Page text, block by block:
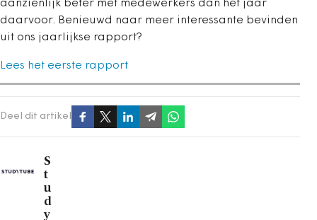
aanzienlijk beter met medewerkers dan het jaar
daarvoor. Benieuwd naar meer interessante bevinden
uit ons jaarlijkse rapport?
Lees het eerste rapport
Deel dit artikel
S
t
u
d
y